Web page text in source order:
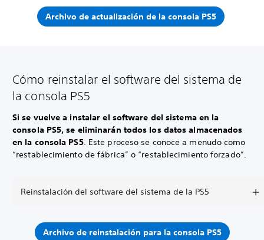
Archivo de actualización de la consola PS5
Cómo reinstalar el software del sistema de
la consola PS5
Si se vuelve a instalar el software del sistema en la
consola PS5, se eliminarán todos los datos almacenados
en la consola PS5. Este proceso se conoce a menudo como
“restablecimiento de fábrica” o “restablecimiento forzado”.
Reinstalación del software del sistema de la PS5
Archivo de reinstalación para la consola PS5